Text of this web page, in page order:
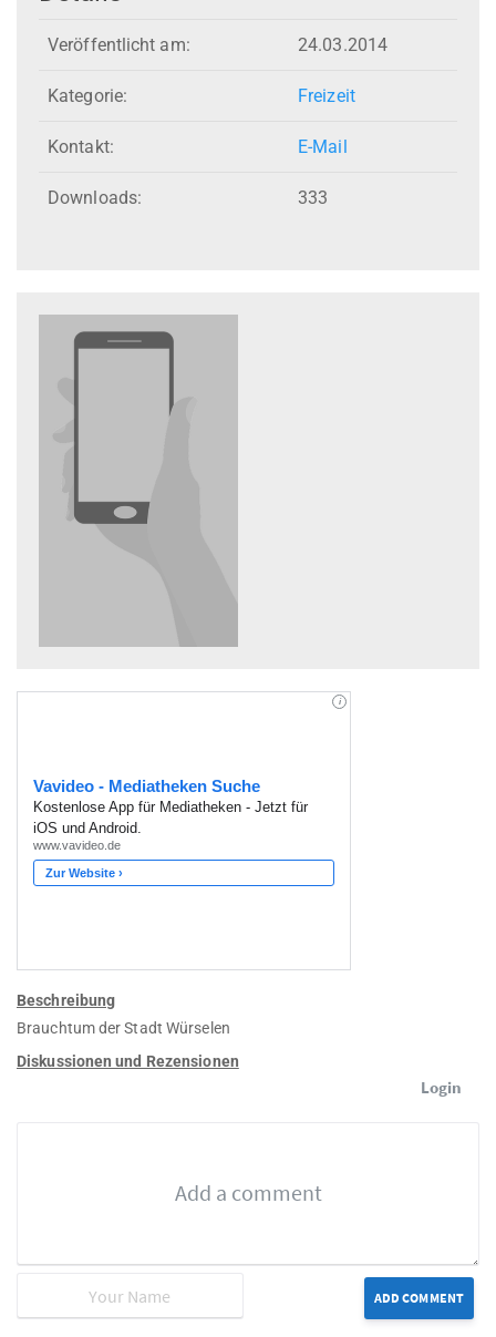
Veröffentlicht am: 24.03.2014
Kategorie: Freizeit
Kontakt: E-Mail
Downloads: 333
Beschreibung
Brauchtum der Stadt Würselen
Diskussionen und Rezensionen
Login
ADD COMMENT